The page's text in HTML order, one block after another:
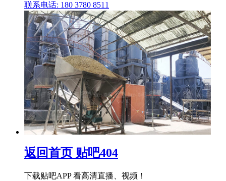
联系电话: 180 3780 8511
返回首页 贴吧404
下载贴吧APP 看高清直播、视频！